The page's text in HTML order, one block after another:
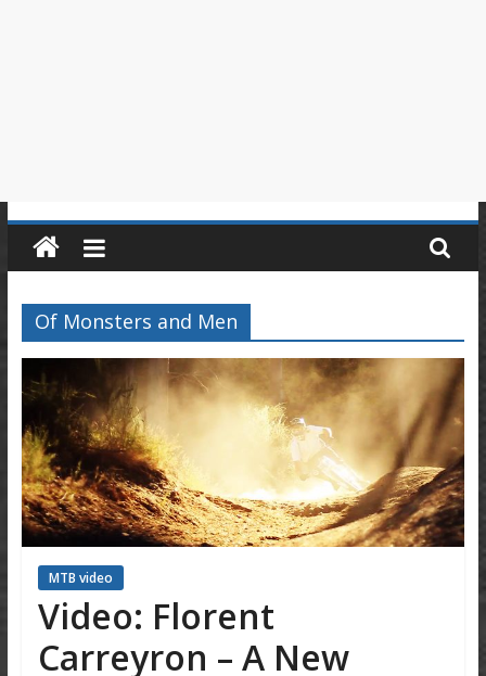
Of Monsters and Men
MTB video
Video: Florent
Carreyron – A New